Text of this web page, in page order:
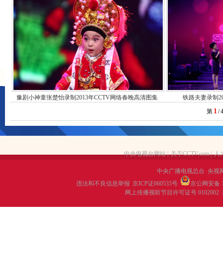
豫剧小神童张楚怡录制2013年CCTV网络春晚高清图集
铁路夫妻录制
第 1 /4
中央电视台网站 | 关于CCTV.com | 人
中央广播电视总台 央视
违法和不良信息举报 京ICP证060535号
京公网安备
网上传播视听节目许可证号 0102002